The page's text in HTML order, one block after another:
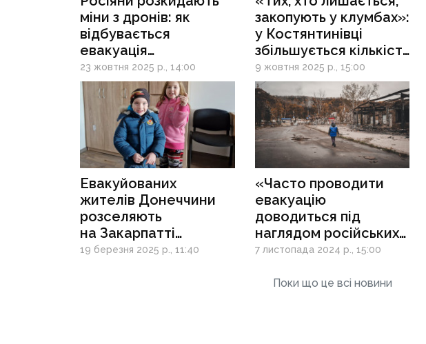
міни з дронів: як
відбувається
евакуація
з Костянтинівки
23 жовтня 2025 р., 14:00
закопують у клумбах»:
у Костянтинівці
збільшується кількість
стихійних могил,
волонтери під
дронами вивезли
двох дітей
9 жовтня 2025 р., 15:00
Евакуйованих
жителів Донеччини
розселяють
на Закарпатті
в новому МТП
19 березня 2025 р., 11:40
«Часто проводити
евакуацію
доводиться під
наглядом російських
дронів»:
гуманітарна місія
7 листопада 2024 р., 15:00
Поки що це всі новини